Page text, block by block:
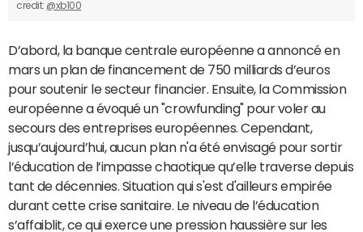
credit: @xb100
D’abord, la banque centrale européenne a annoncé en
mars un plan de financement de 750 milliards d’euros
pour soutenir le secteur financier. Ensuite, la Commission
européenne a évoqué un "crowfunding" pour voler au
secours des entreprises européennes. Cependant,
jusqu’aujourd’hui, aucun plan n'a été envisagé pour sortir
l’éducation de l’impasse chaotique qu’elle traverse depuis
tant de décennies. Situation qui s'est d'ailleurs empirée
durant cette crise sanitaire. Le niveau de l’éducation
s’affaiblit, ce qui exerce une pression haussière sur les